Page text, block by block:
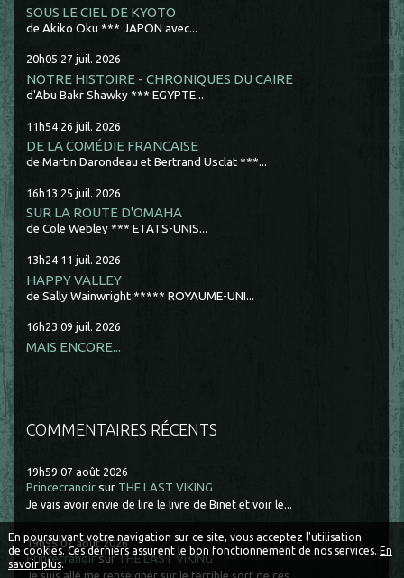
En poursuivant votre navigation sur ce site, vous acceptez l'utilisation
de cookies. Ces derniers assurent le bon fonctionnement de nos services. En
savoir plus.
SOUS LE CIEL DE KYOTO
de Akiko Oku *** JAPON avec...
20h05 27 juil. 2026
NOTRE HISTOIRE - CHRONIQUES DU CAIRE
d'Abu Bakr Shawky *** EGYPTE...
11h54 26 juil. 2026
DE LA COMÉDIE FRANCAISE
de Martin Darondeau et Bertrand Usclat ***...
16h13 25 juil. 2026
SUR LA ROUTE D'OMAHA
de Cole Webley *** ETATS-UNIS...
13h24 11 juil. 2026
HAPPY VALLEY
de Sally Wainwright ***** ROYAUME-UNI...
16h23 09 juil. 2026
MAIS ENCORE...
COMMENTAIRES RÉCENTS
19h59 07 août 2026
Princecranoir sur THE LAST VIKING
Je vais avoir envie de lire le livre de Binet et voir le...
19h55 07 août 2026
PrincecranoirsurTHE LAST VIKING